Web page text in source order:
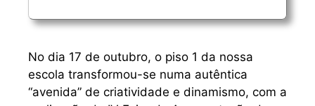
No dia 17 de outubro, o piso 1 da nossa
escola transformou-se numa autêntica
“avenida” de criatividade e dinamismo, com a